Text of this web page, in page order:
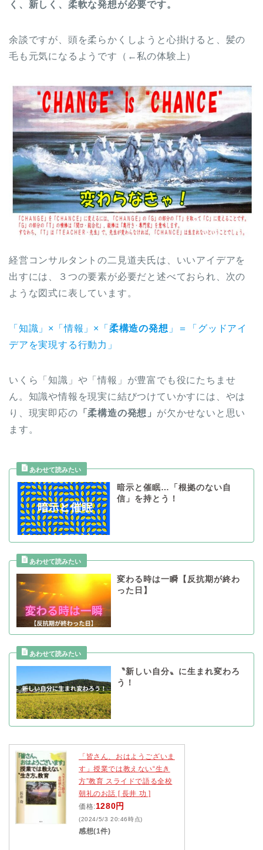
く、新しく、柔軟な発想が必要です。
余談ですが、頭を柔らかくしようと心掛けると、髪の
毛も元気になるようです（←私の体験上）
経営コンサルタントの二見道夫氏は、いいアイデアを
出すには、３つの要素が必要だと述べておられ、次の
ような図式に表しています。
「知識」×「情報」×「 柔構造の発想 」＝「グッドアイ
デアを実現する行動力」
いくら「知識」や「情報」が豊富でも役にたちませ
ん。知識や情報を現実に結びつけていかすには、やは
り、現実即応の 「柔構造の発想」 が欠かせないと思い
ます。
暗示と催眠…「根拠のない自
信」を持とう！
変わる時は一瞬【反抗期が終わ
った日】
〝新しい自分〟に生まれ変わろ
う！
「皆さん、おはようございま
す」授業では教えない“生き
方”教育 スライドで語る全校
朝礼のお話 [ 長井 功 ]
価格:1280円
(2024/5/3 20:46時点)
感想(1件)